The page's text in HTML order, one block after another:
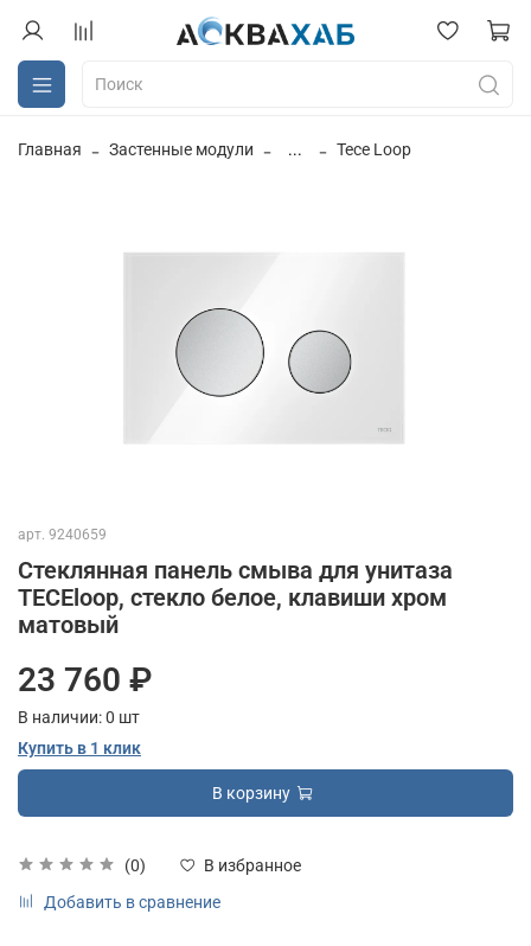
Главная Застенные модули ... Tece Loop
арт. 9240659
Стеклянная панель смыва для унитаза
TECEloop, стекло белое, клавиши хром
матовый
(0)
В избранное
Добавить в сравнение
23 760 ₽
В наличии:0 шт
Купить в 1 клик
В корзину